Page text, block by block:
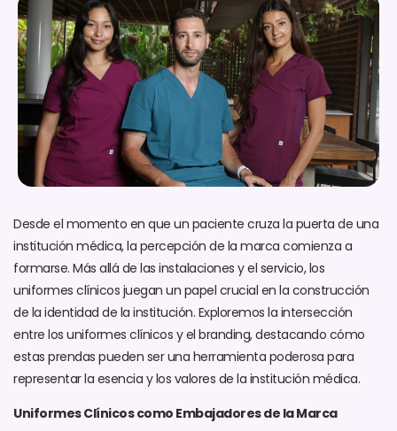
Desde el momento en que un paciente cruza la puerta de una
institución médica, la percepción de la marca comienza a
formarse. Más allá de las instalaciones y el servicio, los
uniformes clínicos juegan un papel crucial en la construcción
de la identidad de la institución. Exploremos la intersección
entre los uniformes clínicos y el branding, destacando cómo
estas prendas pueden ser una herramienta poderosa para
representar la esencia y los valores de la institución médica.
Uniformes Clínicos como Embajadores de la Marca